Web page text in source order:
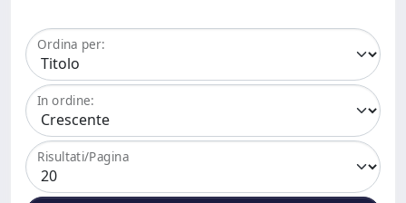
Ordina per:
In ordine:
Risultati/Pagina